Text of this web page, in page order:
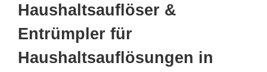
Haushaltsauflöser &
Entrümpler für
Haushaltsauflösungen in